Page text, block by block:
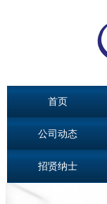
首页
公司动态
招贤纳士